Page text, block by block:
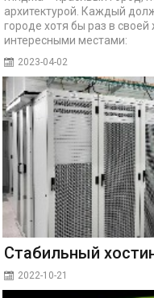
архитектурой. Каждый
городе хотя бы раз в
интересными местами:
2023-04-02
Стабильный
2022-10-21